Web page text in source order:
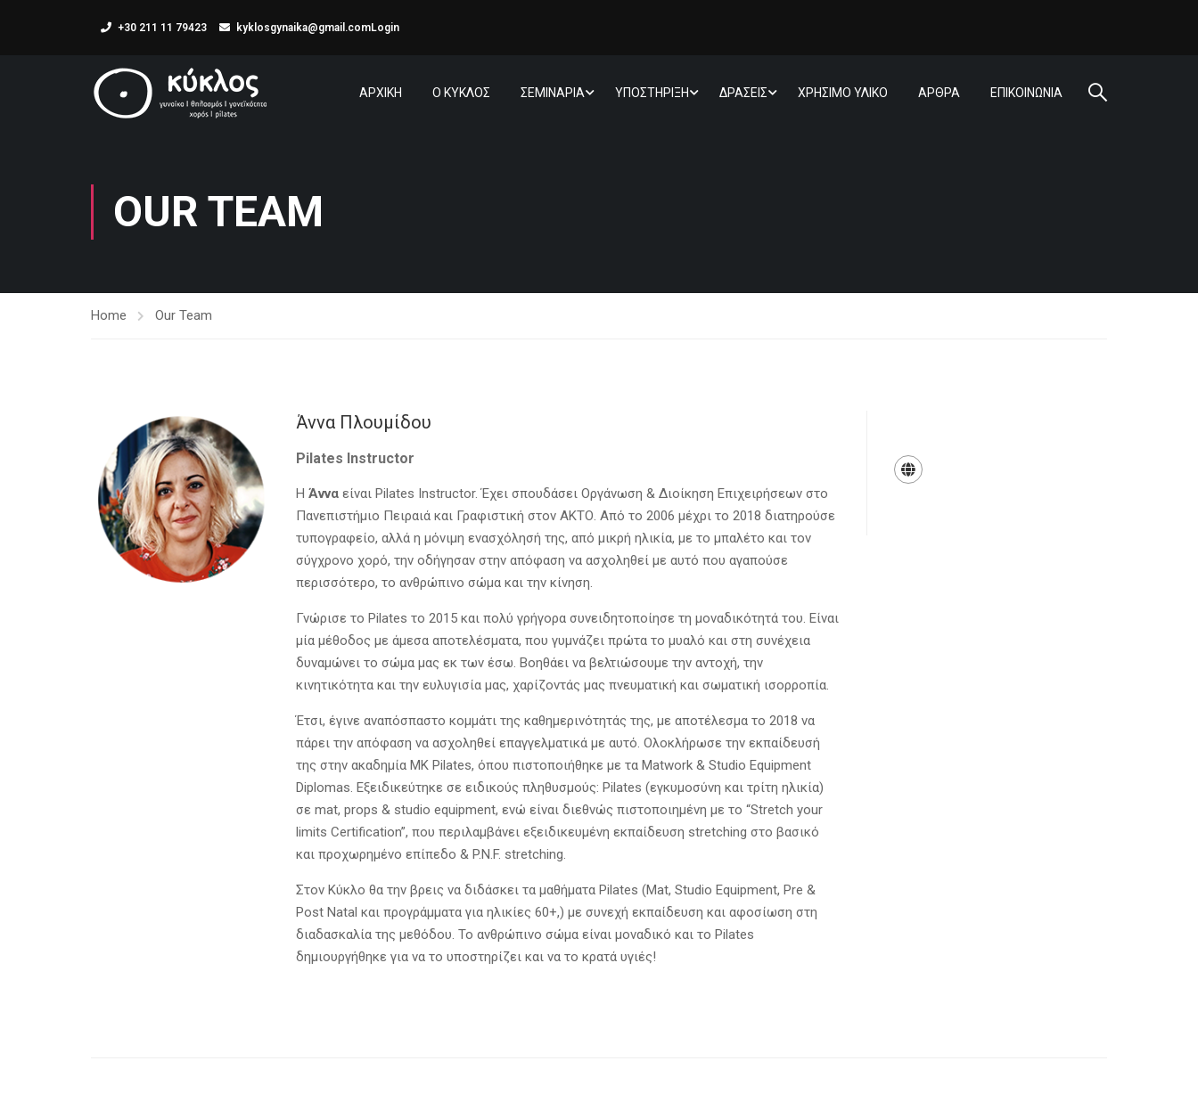
+30 211 11 79423 kyklosgynaika@gmail.comLogin
ΑΡΧΙΚΗ Ο ΚΥΚΛΟΣ ΣΕΜΙΝΑΡΙΑ ΥΠΟΣΤΗΡΙΞΗ ΔΡΑΣΕΙΣ ΧΡΗΣΙΜΟ ΥΛΙΚΟ ΑΡΘΡΑ ΕΠΙΚΟΙΝΩΝΙΑ
OUR TEAM
Home Our Team
Άννα Πλουμίδου
Pilates Instructor
Η Άννα είναι Pilates Instructor. Έχει σπουδάσει Οργάνωση & Διοίκηση Επιχειρήσεων στο
Πανεπιστήμιο Πειραιά και Γραφιστική στον ΑΚΤΟ. Από το 2006 μέχρι το 2018 διατηρούσε
τυπογραφείο, αλλά η μόνιμη ενασχόλησή της, από μικρή ηλικία, με το μπαλέτο και τον
σύγχρονο χορό, την οδήγησαν στην απόφαση να ασχοληθεί με αυτό που αγαπούσε
περισσότερο, το ανθρώπινο σώμα και την κίνηση.
Γνώρισε το Pilates το 2015 και πολύ γρήγορα συνειδητοποίησε τη μοναδικότητά του. Είναι
μία μέθοδος με άμεσα αποτελέσματα, που γυμνάζει πρώτα το μυαλό και στη συνέχεια
δυναμώνει το σώμα μας εκ των έσω. Βοηθάει να βελτιώσουμε την αντοχή, την
κινητικότητα και την ευλυγισία μας, χαρίζοντάς μας πνευματική και σωματική ισορροπία.
Έτσι, έγινε αναπόσπαστο κομμάτι της καθημερινότητάς της, με αποτέλεσμα το 2018 να
πάρει την απόφαση να ασχοληθεί επαγγελματικά με αυτό. Ολοκλήρωσε την εκπαίδευσή
της στην ακαδημία MK Pilates, όπου πιστοποιήθηκε με τα Matwork & Studio Equipment
Diplomas. Eξειδικεύτηκε σε ειδικούς πληθυσμούς: Pilates (εγκυμοσύνη και τρίτη ηλικία)
σε mat, props & studio equipment, ενώ είναι διεθνώς πιστοποιημένη με το “Stretch your
limits Certification”, που περιλαμβάνει εξειδικευμένη εκπαίδευση stretching στο βασικό
και προχωρημένο επίπεδο & P.N.F. stretching.
Στον Κύκλο θα την βρεις να διδάσκει τα μαθήματα Pilates (Mat, Studio Equipment, Pre &
Post Natal και προγράμματα για ηλικίες 60+,) με συνεχή εκπαίδευση και αφοσίωση στη
διαδασκαλία της μεθόδου. Το ανθρώπινο σώμα είναι μοναδικό και το Pilates
δημιουργήθηκε για να το υποστηρίζει και να το κρατά υγιές!